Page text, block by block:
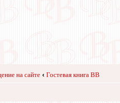
на сайте ‹ Гостевая книга ВВ